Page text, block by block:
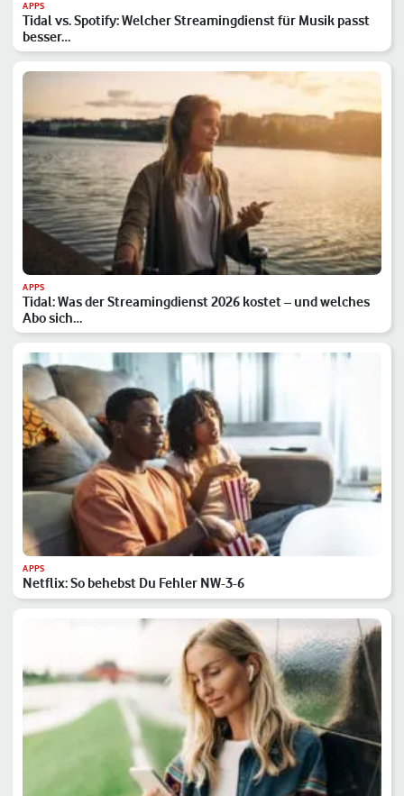
APPS
Tidal vs. Spotify: Welcher Streamingdienst für Musik passt
besser…
APPS
Tidal: Was der Streamingdienst 2026 kostet – und welches
Abo sich…
APPS
Netflix: So behebst Du Fehler NW-3-6